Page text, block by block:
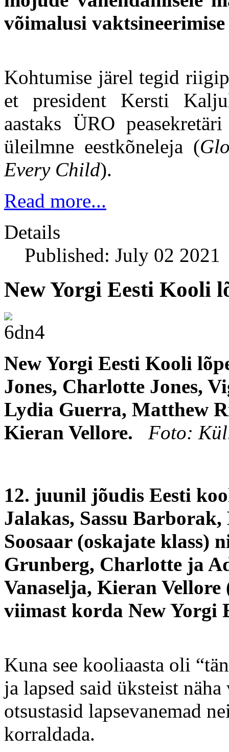
võimalusi
Kohtumise järel tegid
et president Kersti
aastaks ÜRO
üleilmne eestkõneleja (
Every Child).
Read more...
Details
Published: July 02 2021
New Yorgi Eesti Kooli
New Yorgi Eesti Kooli
Jones, Charlotte Jones,
Lydia Guerra, Matthew
Kieran Vellore.
Foto:
12. juunil jõudis Eesti
Jalakas, Sassu
Soosaar (oskajate klass)
Grunberg, Charlotte ja
Vanaselja, Kieran
viimast korda New Yorgi
Kuna see kooliaasta oli
ja lapsed said üksteist
otsustasid lapsevanemad
korraldada.